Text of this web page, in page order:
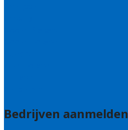
Bedrijven aanmelden